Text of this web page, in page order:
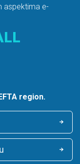
aspektima e-
region.